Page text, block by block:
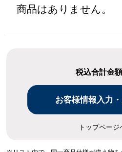
商品はありません。
税込合計金額
トップページ